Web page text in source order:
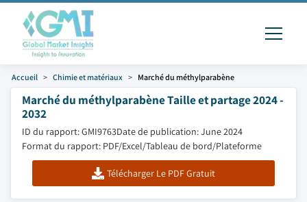
Accueil Chimie et matériaux Marché du méthylparabène
Marché du méthylparabène Taille et partage 2024 -
2032
ID du rapport: GMI9763Date de publication: June 2024
Format du rapport: PDF/Excel/Tableau de bord/Plateforme
Télécharger Le PDF Gratuit